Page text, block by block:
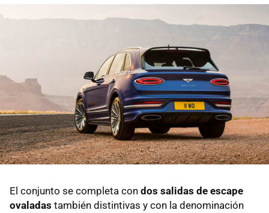
El conjunto se completa con dos salidas de escape
ovaladas también distintivas y con la denominación